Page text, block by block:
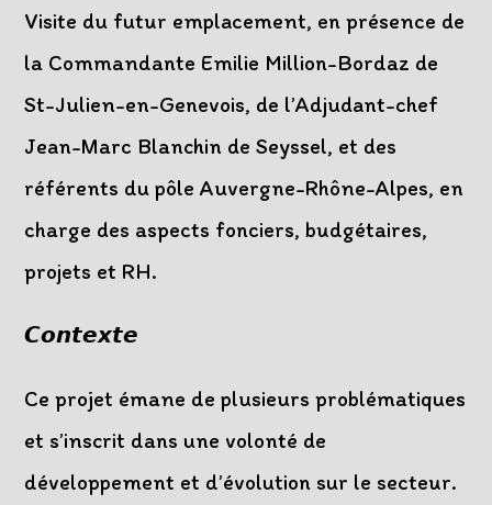
Visite du futur emplacement, en présence de
la Commandante Emilie Million-Bordaz de
St-Julien-en-Genevois, de l’Adjudant-chef
Jean-Marc Blanchin de Seyssel, et des
référents du pôle Auvergne-Rhône-Alpes, en
charge des aspects fonciers, budgétaires,
projets et RH.
𝘾𝙤𝙣𝙩𝙚𝙭𝙩𝙚
Ce projet émane de plusieurs problématiques
et s’inscrit dans une volonté de
développement et d’évolution sur le secteur.